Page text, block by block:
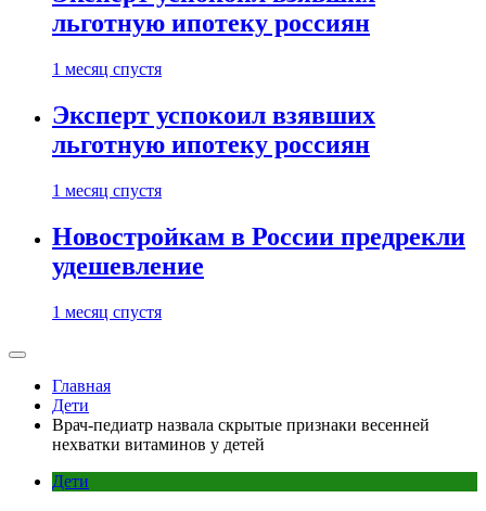
льготную ипотеку россиян
1 месяц спустя
Эксперт успокоил взявших
льготную ипотеку россиян
1 месяц спустя
Новостройкам в России предрекли
удешевление
1 месяц спустя
Главная
Дети
Врач-педиатр назвала скрытые признаки весенней
нехватки витаминов у детей
Дети